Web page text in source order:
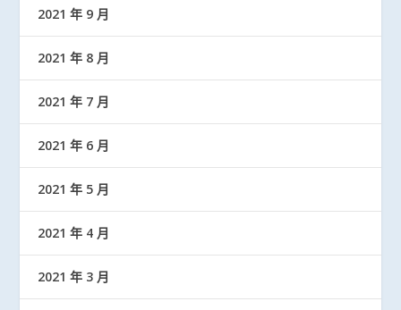
2021 年 9 月
2021 年 8 月
2021 年 7 月
2021 年 6 月
2021 年 5 月
2021 年 4 月
2021 年 3 月